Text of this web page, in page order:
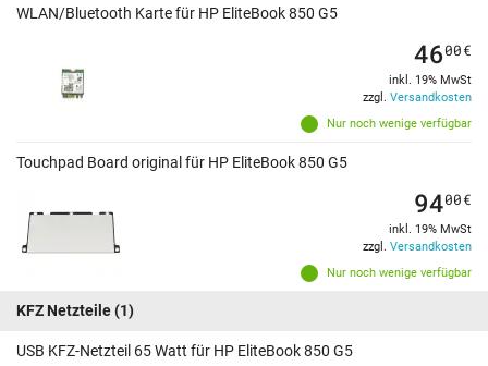
WLAN/Bluetooth Karte für HP EliteBook 850 G5
Nur noch wenige verfügbar
4600€
inkl. 19% MwSt
zzgl. Versandkosten
Touchpad Board original für HP EliteBook 850 G5
Nur noch wenige verfügbar
9400€
inkl. 19% MwSt
zzgl. Versandkosten
KFZ Netzteile(1)
USB KFZ-Netzteil 65 Watt für HP EliteBook 850 G5